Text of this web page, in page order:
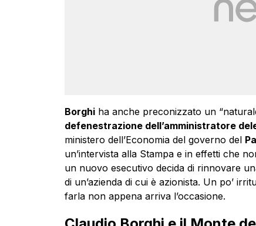
Borghiha anche preconizzato un
defenestrazione dell’amministratore
ministero dell’Economia del governo del
un’intervista alla Stampa e in effetti che
un nuovo esecutivo decida di rinnovare
di un’azienda di cui è azionista. Un po’
farla non appena arriva l’occasione.